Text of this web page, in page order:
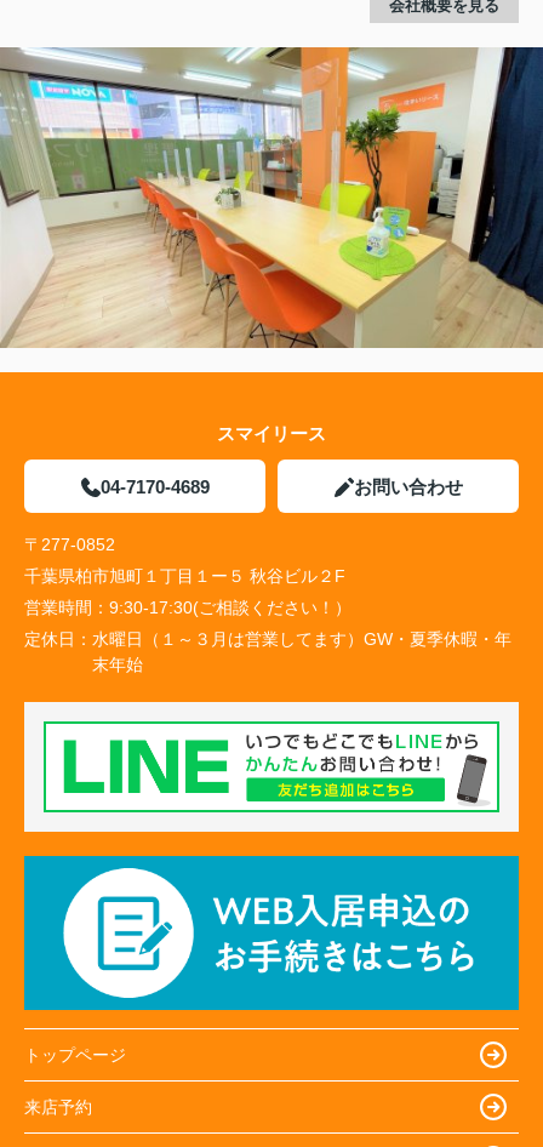
会社概要を見る
スマイリース
04-7170-4689 お問い合わせ
〒277-0852
千葉県柏市旭町１丁目１ー５ 秋谷ビル２F
営業時間： 9:30-17:30(ご相談ください！）
定休日： 水曜日（１～３月は営業してます）GW・夏季休暇・年
末年始
トップページ
来店予約